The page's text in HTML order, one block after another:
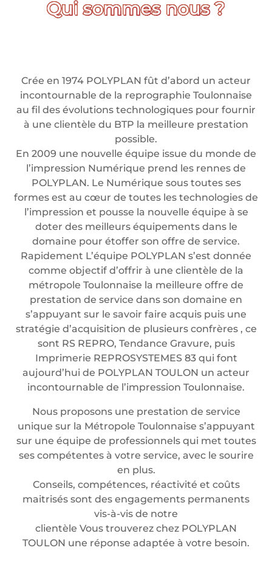
Crée en 1974 POLYPLAN fût d’abord un acteur
incontournable de la reprographie Toulonnaise
au fil des évolutions technologiques pour fournir
à une clientèle du BTP la meilleure prestation
possible.
En 2009 une nouvelle équipe issue du monde de
l’impression Numérique prend les rennes de
POLYPLAN. Le Numérique sous toutes ses
formes est au cœur de toutes les technologies de
l’impression et pousse la nouvelle équipe à se
doter des meilleurs équipements dans le
domaine pour étoffer son offre de service.
Rapidement L’équipe POLYPLAN s’est donnée
comme objectif d’offrir à une clientèle de la
métropole Toulonnaise la meilleure offre de
prestation de service dans son domaine en
s’appuyant sur le savoir faire acquis puis une
stratégie d’acquisition de plusieurs confrères , ce
sont RS REPRO, Tendance Gravure, puis
Imprimerie REPROSYSTEMES 83 qui font
aujourd’hui de POLYPLAN TOULON un acteur
incontournable de l’impression Toulonnaise.
Nous proposons une prestation de service
unique sur la Métropole Toulonnaise s’appuyant
sur une équipe de professionnels qui met toutes
ses compétentes à votre service, avec le sourire
en plus.
Conseils, compétences, réactivité et coûts
maitrisés sont des engagements permanents
vis-à-vis de notre
clientèle Vous trouverez chez POLYPLAN
TOULON une réponse adaptée à votre besoin.